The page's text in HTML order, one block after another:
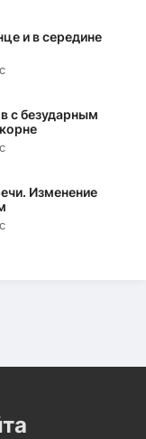
и в середине
с безударным
Изменение